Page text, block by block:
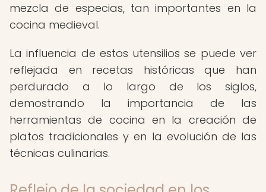
mezcla de especias, tan importantes en la
cocina medieval.
La influencia de estos utensilios se puede ver
reflejada en recetas históricas que han
perdurado a lo largo de los siglos,
demostrando la importancia de las
herramientas de cocina en la creación de
platos tradicionales y en la evolución de las
técnicas culinarias.